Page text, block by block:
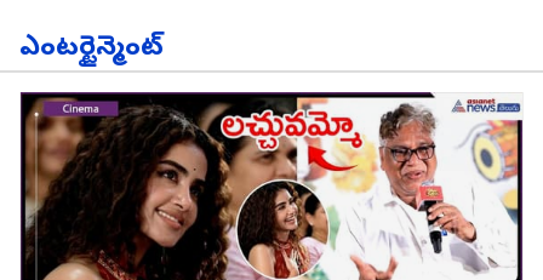
ఎంటర్టైన్మెంట్